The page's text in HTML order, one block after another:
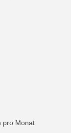
pro Monat